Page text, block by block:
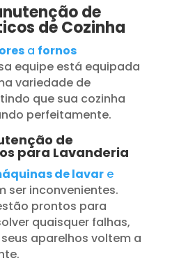
de
de Cozinha
a fornos
equipe está equipada
variedade de
que sua cozinha
perfeitamente.
de
para Lavanderia
de lavare
ser inconvenientes.
prontos para
quaisquer falhas,
aparelhos voltem a